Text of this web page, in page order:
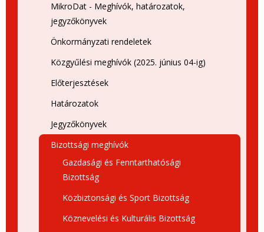
MikroDat - Meghívók, határozatok,
jegyzőkönyvek
Önkormányzati rendeletek
Közgyűlési meghívók (2025. június 04-ig)
Előterjesztések
Határozatok
Jegyzőkönyvek
Bizottsági meghívók
Gazdasági és Fenntarthatósági
Bizottság
Közbiztonsági és Sport Bizottság
Köznevelési és Kulturális Bizottság